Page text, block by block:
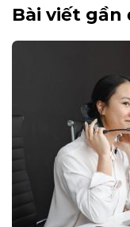
Bài viết gần